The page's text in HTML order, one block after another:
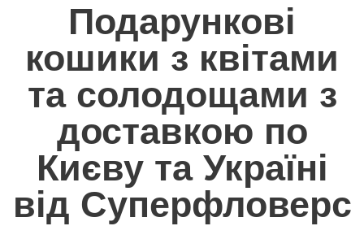
Подарункові
кошики з квітами
та солодощами з
доставкою по
Києву та Україні
від Суперфловерс